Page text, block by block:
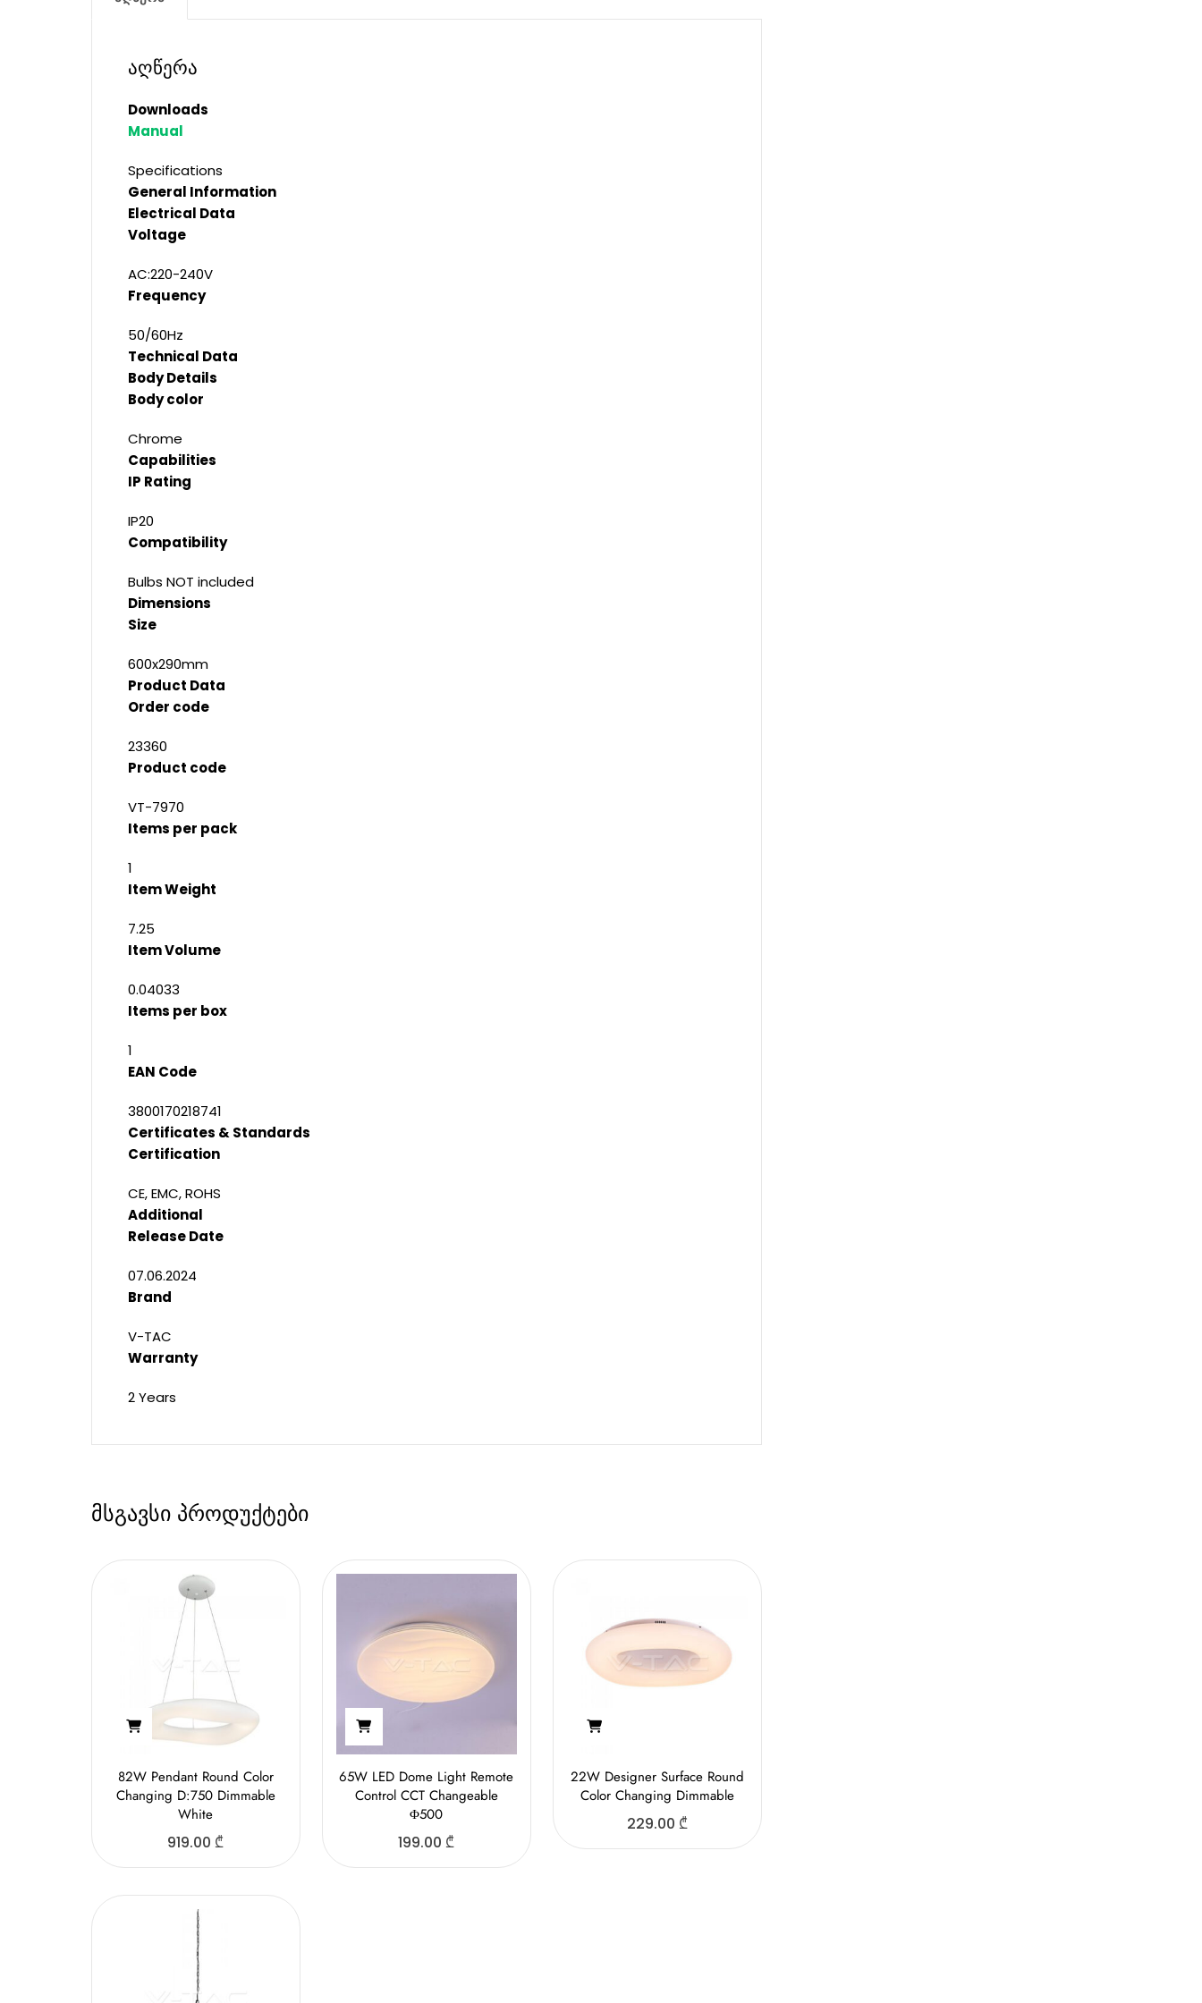
აღწერა
Downloads
Manual
Specifications
General Information
Electrical Data
Voltage
AC:220-240V
Frequency
50/60Hz
Technical Data
Body Details
Body color
Chrome
Capabilities
IP Rating
IP20
Compatibility
Bulbs NOT included
Dimensions
Size
600x290mm
Product Data
Order code
23360
Product code
VT-7970
Items per pack
1
Item Weight
7.25
Item Volume
0.04033
Items per box
1
EAN Code
3800170218741
Certificates & Standards
Certification
CE, EMC, ROHS
Additional
Release Date
07.06.2024
Brand
V-TAC
Warranty
2 Years
მსგავსი პროდუქტები
82W Pendant Round Color
Changing D:750 Dimmable
White
919.00₾
65W LED Dome Light Remote
Control CCT Changeable
Φ500
199.00₾
22W Designer Surface Round
Color Changing Dimmable
229.00 ₾